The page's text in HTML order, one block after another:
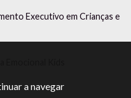
Executivo em Crianças e
Kids
a navegar